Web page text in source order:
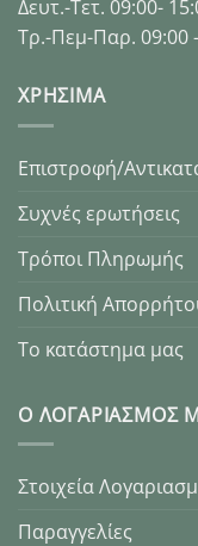
Δευτ.-Τετ. 09:00-
Τρ.-Πεμ-Παρ. 09:00
XΡΉΣΙΜΑ
Επιστροφή/
Συχνές ερωτήσεις
Τρόποι Πληρωμής
Πολιτική
Το κατάστημα μας
Ο ΛΟΓΑΡΙΑΣΜΌΣ
Στοιχεία
Παραγγελίες